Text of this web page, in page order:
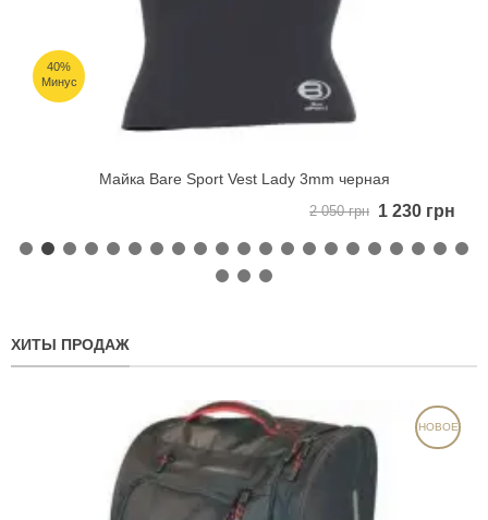
40%
Минус
Майка Bare Sport Vest Lady 3mm черная
1 230 грн
2 050 грн
ХИТЫ ПРОДАЖ
НОВОЕ